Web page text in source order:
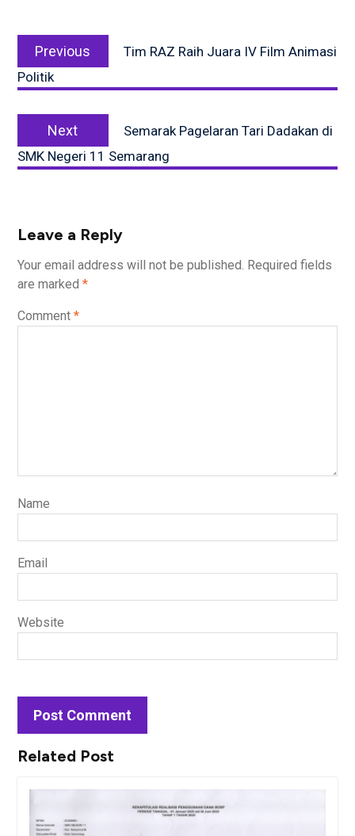
navigation
Previous
post:
Tim RAZ Raih Juara IV Film Animasi
Politik
Next
post:
Semarak Pagelaran Tari Dadakan di
SMK Negeri 11 Semarang
Leave a Reply
Your email address will not be published. Required fields
are marked *
Comment *
Name
Email
Website
Related Post